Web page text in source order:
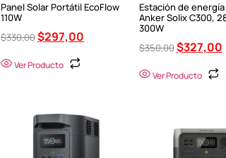
Panel Solar Portátil EcoFlow
110W
$330,00$297,00
Ver Producto
Estación de
Anker Solix C300,
300W
$350,00$327,00
Ver Producto